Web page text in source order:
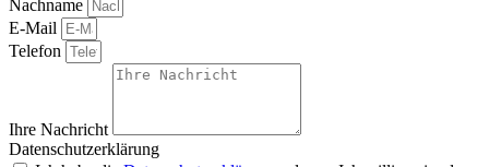
Nachname
E-Mail
Telefon
Ihre Nachricht
Datenschutzerklärung